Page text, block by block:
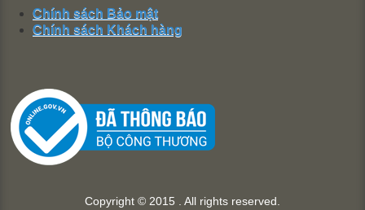
Chính sách Bảo mật
Chính sách Khách hàng
Copyright © 2015 . All rights reserved.